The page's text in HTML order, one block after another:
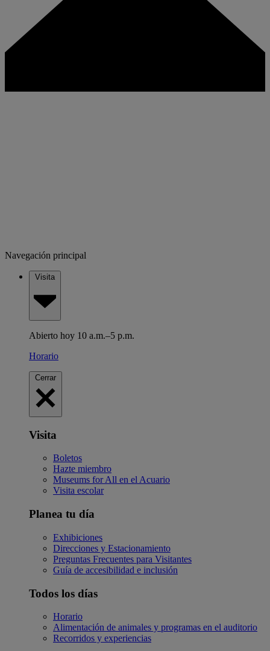
Navegación principal
Visita
Abierto hoy 10 a.m.–5 p.m.
Horario
Cerrar
Visita
Boletos
Hazte miembro
Museums for All en el Acuario
Visita escolar
Planea tu día
Exhibiciones
Direcciones y Estacionamiento
Preguntas Frecuentes para Visitantes
Guía de accesibilidad e inclusión
Todos los días
Horario
Alimentación de animales y programas en el auditorio
Recorridos y experiencias